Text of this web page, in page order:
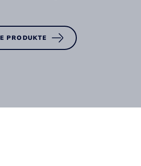
PRODUKTE